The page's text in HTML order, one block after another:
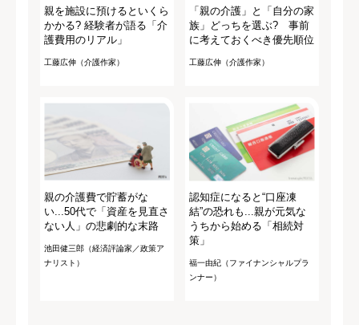
親を施設に預けるといくら
かかる? 経験者が語る「介
護費用のリアル」
工藤広伸（介護作家）
「親の介護」と「自分の家
族」どっちを選ぶ? 事前
に考えておくべき優先順位
工藤広伸（介護作家）
親の介護費で貯蓄がな
い...50代で「資産を見直さ
ない人」の悲劇的な末路
池田健三郎（経済評論家／政策ア
ナリスト）
認知症になると“口座凍
結”の恐れも...親が元気な
うちから始める「相続対
策」
福一由紀（ファイナンシャルプラ
ンナー）